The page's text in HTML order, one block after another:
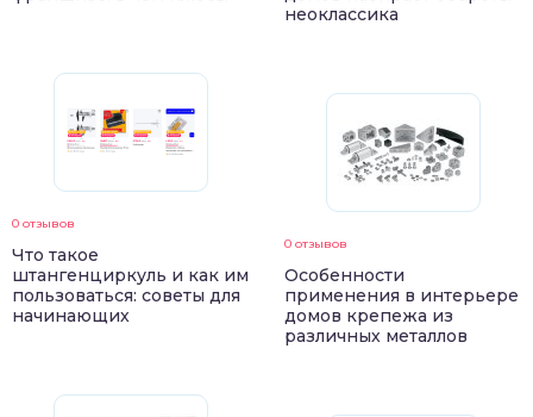
0 отзывов
Что такое
штангенциркуль и как им
пользоваться: советы для
начинающих
неоклассика
0 отзывов
Особенности
применения в интерьере
домов крепежа из
различных металлов